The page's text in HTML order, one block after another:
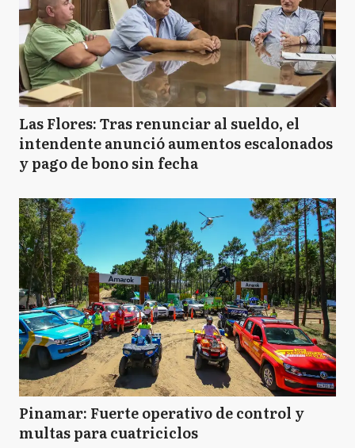
Las Flores: Tras renunciar al sueldo, el
intendente anunció aumentos escalonados
y pago de bono sin fecha
Pinamar: Fuerte operativo de control y
multas para cuatriciclos